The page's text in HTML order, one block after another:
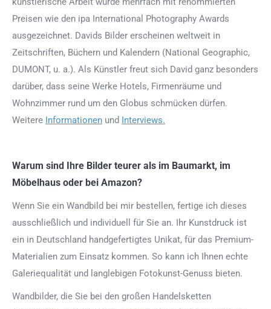
Preisen wie den ipa International Photography Awards
ausgezeichnet. Davids Bilder erscheinen weltweit in
Zeitschriften, Büchern und Kalendern (National Geographic,
DUMONT, u. a.). Als Künstler freut sich David ganz besonders
darüber, dass seine Werke Hotels, Firmenräume und
Wohnzimmer rund um den Globus schmücken dürfen.
Weitere Informationen und Interviews.
Warum sind Ihre Bilder teurer als im Baumarkt, im
Möbelhaus oder bei Amazon?
Wenn Sie ein Wandbild bei mir bestellen, fertige ich dieses
ausschließlich und individuell für Sie an. Ihr Kunstdruck ist
ein in Deutschland handgefertigtes Unikat, für das Premium-
Materialien zum Einsatz kommen. So kann ich Ihnen echte
Galeriequalität und langlebigen Fotokunst-Genuss bieten.
Wandbilder, die Sie bei den großen Handelsketten